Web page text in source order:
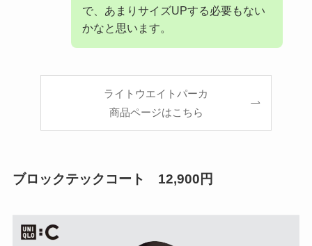
で、あまりサイズUPする必要もない
かなと思います。
ライトウエイトパーカ
商品ページはこちら
ブロックテックコート 12,900円